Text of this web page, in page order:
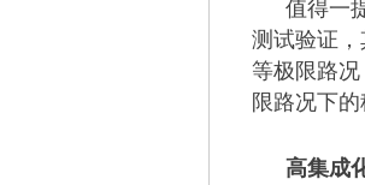
测试验证
等极限路
限路况下的
高集成